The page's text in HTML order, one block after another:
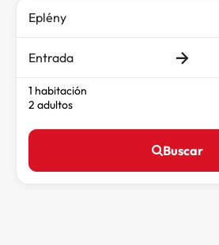
Entrada
1 habitación
2 adultos
Buscar